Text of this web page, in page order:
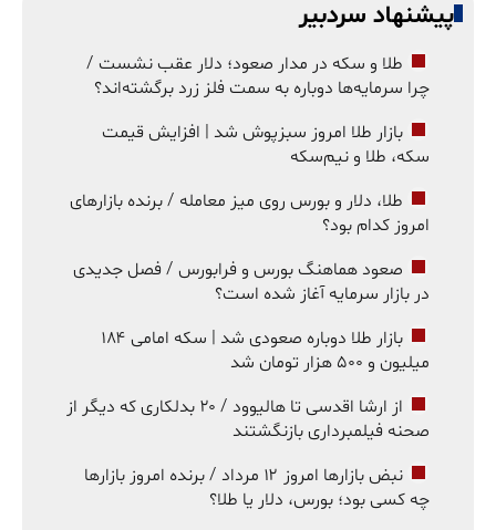
پیشنهاد سردبیر
طلا و سکه در مدار صعود؛ دلار عقب نشست /
چرا سرمایه‌ها دوباره به سمت فلز زرد برگشته‌اند؟
بازار طلا امروز سبزپوش شد | افزایش قیمت
سکه، طلا و نیم‌سکه
طلا، دلار و بورس روی میز معامله / برنده بازارهای
امروز کدام بود؟
صعود هماهنگ بورس و فرابورس / فصل جدیدی
در بازار سرمایه آغاز شده است؟
بازار طلا دوباره صعودی شد | سکه امامی ۱۸۴
میلیون و ۵۰۰ هزار تومان شد
از ارشا اقدسی تا هالیوود / ۲۰ بدلکاری که دیگر از
صحنه فیلمبرداری بازنگشتند
نبض بازارها امروز ۱۲ مرداد / برنده امروز بازارها
چه کسی بود؛ بورس، دلار یا طلا؟